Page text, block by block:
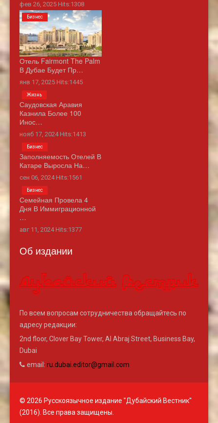
фев 26, 2025 Hits:1308
Отель Fairmont The Palm
В Дубае Будет Пр…
янв 17, 2025 Hits:1445
Бизнес
Саудовская Аравия
Казнила Более 100
Инос…
нояб 17, 2024 Hits:1413
Жизнь
Заполняемость Отелей В
Катаре Выросла На…
сен 06, 2024 Hits:1561
Бизнес
Семейная Провела 4
Дня В Иммиграционной
…
авг 11, 2024 Hits:1377
Бизнес
Об издании
По всем вопросам сотрудничества обращайтесь по
адресу редакции:
2nd floor, Clover Bay Tower, Al Abraj Street, Business Bay,
Dubai
email: ru.dubai.editor@gmail.com
© 2026 Русскоязычное издание "Дубайский Вестник"
(2016). Все права защищены.